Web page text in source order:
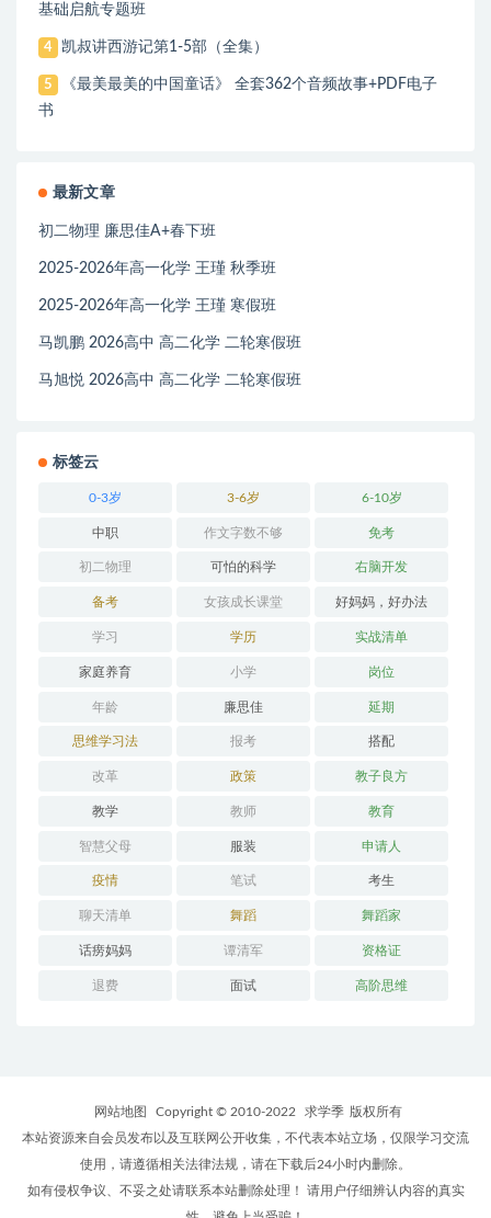
基础启航专题班
4 凯叔讲西游记第1-5部（全集）
5
《最美最美的中国童话》 全套362个音频故事+PDF电子
书
最新文章
初二物理 廉思佳A+春下班
2025-2026年高一化学 王瑾 秋季班
2025-2026年高一化学 王瑾 寒假班
马凯鹏 2026高中 高二化学 二轮寒假班
马旭悦 2026高中 高二化学 二轮寒假班
标签云
0-3岁 3-6岁 6-10岁
中职 作文字数不够 免考
初二物理 可怕的科学 右脑开发
备考 女孩成长课堂 好妈妈，好办法
学习 学历 实战清单
家庭养育 小学 岗位
年龄 廉思佳 延期
思维学习法 报考 搭配
改革 政策 教子良方
教学 教师 教育
智慧父母 服装 申请人
疫情 笔试 考生
聊天清单 舞蹈 舞蹈家
话痨妈妈 谭清军 资格证
退费 面试 高阶思维
网站地图 Copyright © 2010-2022 求学季 版权所有
本站资源来自会员发布以及互联网公开收集，不代表本站立场，仅限学习交流
使用，请遵循相关法律法规，请在下载后24小时内删除。
如有侵权争议、不妥之处请联系本站删除处理！ 请用户仔细辨认内容的真实